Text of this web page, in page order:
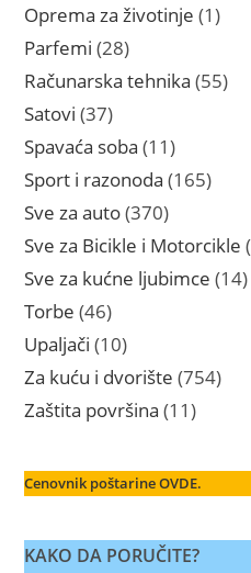
Oprema za životinje 11
Parfemi 2828
proizvoda
Računarska tehnika 5555
Satovi 3737
proizvoda
Spavaća soba 1111
proizvoda
Sport i razonoda 165165
Sve za auto 370370
proizvoda
Sve za Bicikle i Motorcikle
Sve za kućne ljubimce 1414
Torbe 4646
proizvoda
Upaljači 1010
proizvoda
Za kuću i dvorište 754754
Zaštita površina 1111
Cenovnik poštarine OVDE.
KAKO DA PORUČITE?